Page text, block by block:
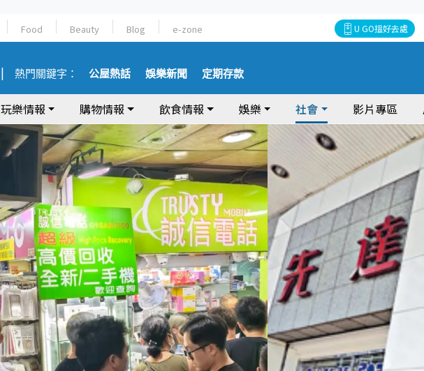
Food Beauty Blog e-zone U GO搵好去處
熱門關鍵字： 公屋熱話 娛樂新聞 定期存款
玩樂情報 購物情報 飲食情報 娛樂 社會 影片專區